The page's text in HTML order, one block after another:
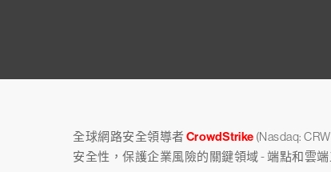
全球網路安全領導者CrowdStrike (Nasdaq:
安全性，保護企業風險的關鍵領域 - 端點和雲